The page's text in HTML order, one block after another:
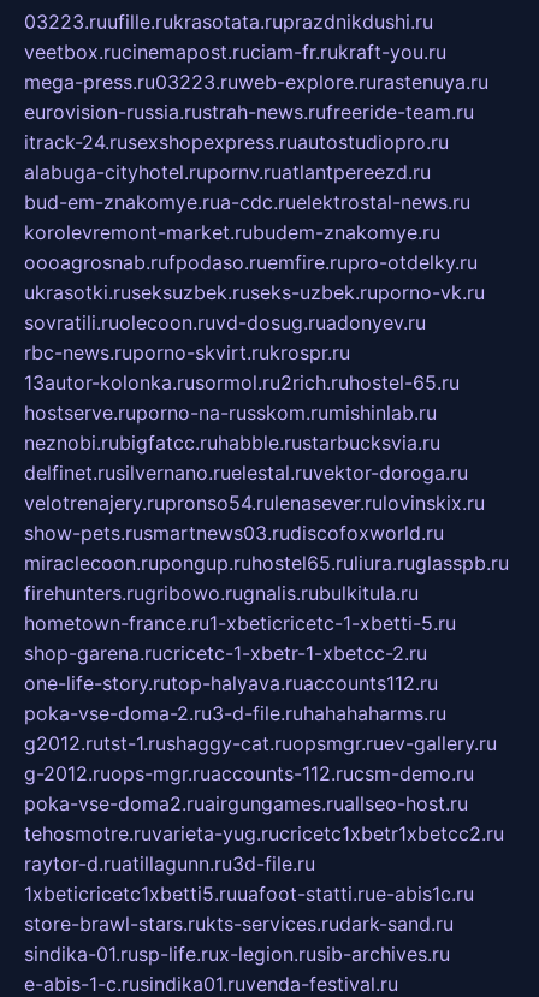
03223.ruufille.rukrasotata.ruprazdnikdushi.ru
veetbox.rucinemapost.ruciam-fr.rukraft-you.ru
mega-press.ru03223.ruweb-explore.rurastenuya.ru
eurovision-russia.rustrah-news.rufreeride-team.ru
itrack-24.rusexshopexpress.ruautostudiopro.ru
alabuga-cityhotel.rupornv.ruatlantpereezd.ru
bud-em-znakomye.rua-cdc.ruelektrostal-news.ru
korolevremont-market.rubudem-znakomye.ru
oooagrosnab.rufpodaso.ruemfire.rupro-otdelky.ru
ukrasotki.ruseksuzbek.ruseks-uzbek.ruporno-vk.ru
sovratili.ruolecoon.ruvd-dosug.ruadonyev.ru
rbc-news.ruporno-skvirt.rukrospr.ru
13autor-kolonka.rusormol.ru2rich.ruhostel-65.ru
hostserve.ruporno-na-russkom.rumishinlab.ru
neznobi.rubigfatcc.ruhabble.rustarbucksvia.ru
delfinet.rusilvernano.ruelestal.ruvektor-doroga.ru
velotrenajery.rupronso54.rulenasever.rulovinskix.ru
show-pets.rusmartnews03.rudiscofoxworld.ru
miraclecoon.rupongup.ruhostel65.ruliura.ruglasspb.ru
firehunters.rugribowo.rugnalis.rubulkitula.ru
hometown-france.ru1-xbeticricetc-1-xbetti-5.ru
shop-garena.rucricetc-1-xbetr-1-xbetcc-2.ru
one-life-story.rutop-halyava.ruaccounts112.ru
poka-vse-doma-2.ru3-d-file.ruhahahaharms.ru
g2012.rutst-1.rushaggy-cat.ruopsmgr.ruev-gallery.ru
g-2012.ruops-mgr.ruaccounts-112.rucsm-demo.ru
poka-vse-doma2.ruairgungames.ruallseo-host.ru
tehosmotre.ruvarieta-yug.rucricetc1xbetr1xbetcc2.ru
raytor-d.ruatillagunn.ru3d-file.ru
1xbeticricetc1xbetti5.ruuafoot-statti.rue-abis1c.ru
store-brawl-stars.rukts-services.rudark-sand.ru
sindika-01.rusp-life.rux-legion.rusib-archives.ru
e-abis-1-c.rusindika01.ruvenda-festival.ru